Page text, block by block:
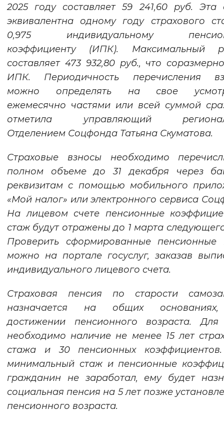
2025 году составляет 59 241,60 руб. Эта
эквивалентна одному году страхового
0,975 индивидуальному
коэффициенту (ИПК). Максимальный
составляет 473 932,80 руб., что
ИПК. Периодичность перечисления
можно определять на свое
ежемесячно частями или всей суммой
отметила управляющий
Отделением Соцфонда Татьяна Скуматова.
Страховые взносы необходимо
полном объеме до 31 декабря через
реквизитам с помощью мобильного
«Мой налог» или электронного сервиса
На лицевом счете пенсионные
стаж будут отражены до 1 марта
Проверить сформированные пенсионные
можно на портале госуслуг, заказав
индивидуального лицевого счета.
Страховая пенсия по старости
назначается на общих
достижении пенсионного возраста. Для
необходимо наличие не менее 15 лет
стажа и 30 пенсионных
минимальный стаж и пенсионные
гражданин не заработал, ему будет
социальная пенсия на 5 лет позже
пенсионного возраста.